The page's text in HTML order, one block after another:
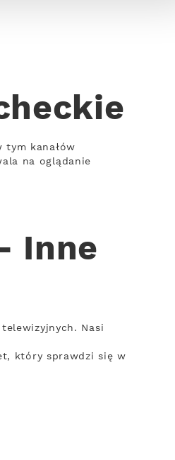
tym kanałów
na oglądanie
Inne
Nasi
który sprawdzi się w